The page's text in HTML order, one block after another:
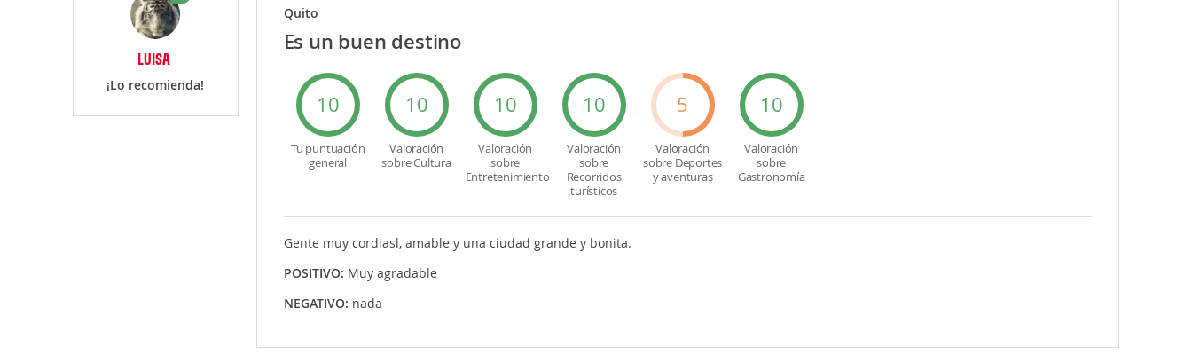
LUISA
¡Lo recomienda!
Quito
Es un buen destino
10
Tu puntuación
general
10
Valoración
sobre Cultura
10
Valoración
sobre
Entretenimiento
10
Valoración
sobre
Recorridos
turísticos
5
Valoración
sobre Deportes
y aventuras
10
Valoración
sobre
Gastronomía
Gente muy cordiasl, amable y una ciudad grande y bonita.
POSITIVO: Muy agradable
NEGATIVO: nada